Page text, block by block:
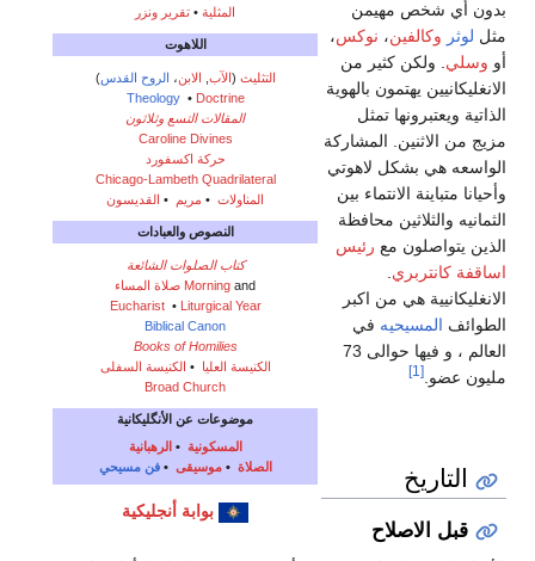
المثلية • تقرير ونزر
اللاهوت
التثليث (الآب الابن، الروح القدس)
Theology• Doctrine
المقالات التسع وثلاثون
Caroline Divines
حركة اكسفورد
Chicago-Lambeth Quadrilateral
المناولات • مريم • القديسون
النصوص والعبادات
كتاب الصلوات الشائعة
Morning and
صلاة المساء
Eucharist• Liturgical Year
Biblical Canon
Books of Homilies
الكنيسة العليا • الكنيسة السفلى
Broad Church
موضوعات عن الأنگليكانية
المسكونية • الرهبانية
الصلاة •موسيقى •فن مسيحي
بوابة أنجليكية
بدون أي شخص مهيمن
مثل لوثر وكالفين، نوكس،
أو وسلي . ولكن كثير من
الانغليكانيين يهتمون بالهوية
الذاتية ويعتبرونها تمثل
مزيج من الاثنين. المشاركة
الواسعه هي بشكل لاهوتي
وأحيانا متباينة الانتماء بين
الثمانيه والثلاثين محافظة
الذين يتواصلون مع رئيس
اساقفة كانتربري
الانغليكانيية هي من اكبر
الطوائف المسيحيه في
العالم ، و فيها حوالى 73
مليون عضو. [1]
التاريخ
قبل الاصلاح